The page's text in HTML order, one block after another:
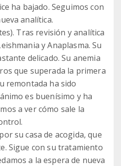
ha bajado. Seguimos con
analítica.
Tras revisión y analítica
y Anaplasma. Su
delicado. Su anemia
que superada la primera
remontada ha sido
es buenísimo y ha
a ver cómo sale la
su casa de acogida, que
Sigue con su tratamiento
a la espera de nueva